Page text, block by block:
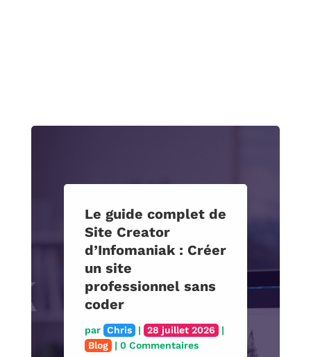
Le guide complet de
Site Creator
d’Infomaniak : Créer
un site
professionnel sans
coder
par Chris | 28 juillet 2026 |
Blog | 0 Commentaires